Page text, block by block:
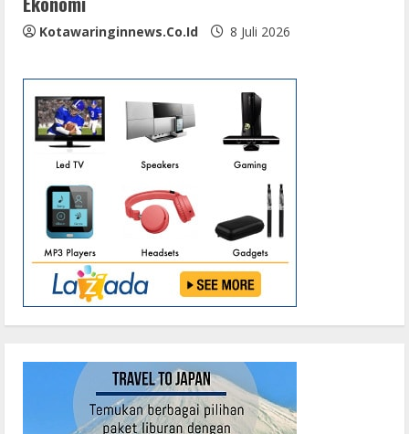
Kotawaringinnews.co.id 8 Juli 2026